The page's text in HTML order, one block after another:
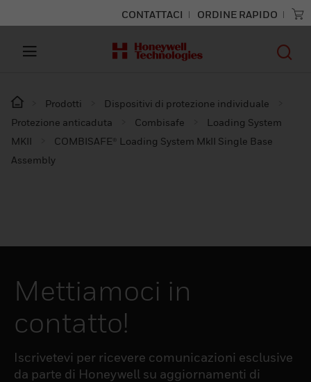
CONTATTACI ORDINE RAPIDO
Prodotti
Dispositivi di protezione individuale
Protezione anticaduta
Combisafe
Loading System
MKII
COMBISAFE® Loading System MkII Single Base
Assembly
Mettiamoci in
contatto!
Iscrivetevi per ricevere comunicazioni esclusive
da parte di Honeywell su aggiornamenti di